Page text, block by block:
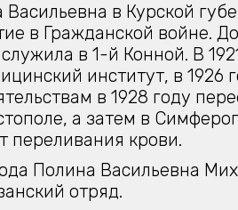
в Курской
в Гражданской войне.
в 1-й Конной. В
институт, в 1926
в 1928 году
а затем в
переливания крови.
Полина Васильевна
отряд.